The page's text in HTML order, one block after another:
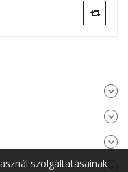
szolgáltatásainak